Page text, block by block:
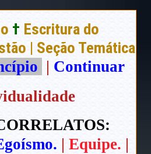
† Escritura do
| Seção Temática
| Continuar
| Equipe. |